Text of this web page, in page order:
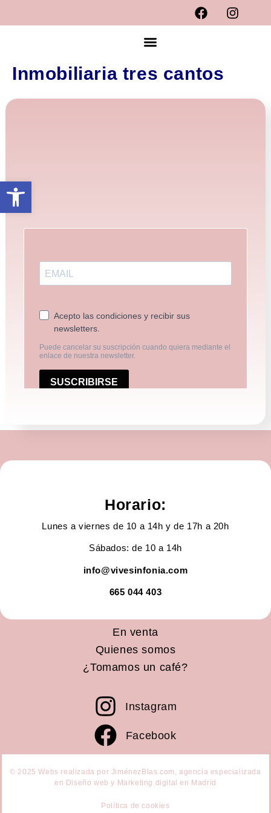
Abrir barra de herramientas
Inmobiliaria tres cantos
Horario:
Lunes a viernes de 10 a 14h y de 17h a 20h
Sábados: de 10 a 14h
info@vivesinfonia.com
665 044 403
En venta
Quienes somos
¿Tomamos un café?
Instagram
Facebook
© 2025 Webs realizada por JiménezBlas.com, agencia especializada
en Diseño web y Marketing digital en Madrid
Política de cookies